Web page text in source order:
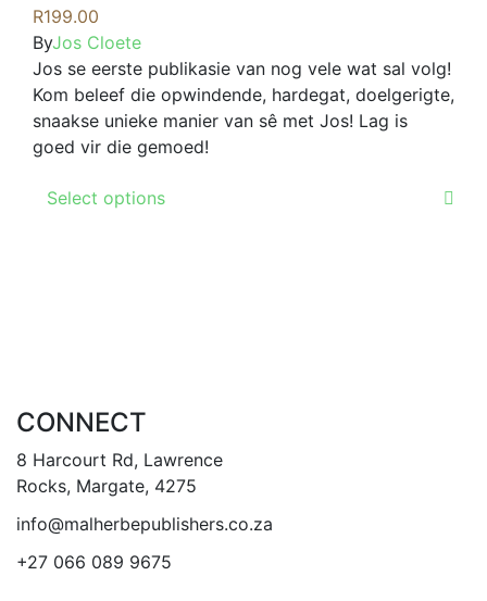
the
product
page
options
may
be
chosen
the
R199.00
ByJos Cloete
Jos se eerste publikasie van nog vele wat sal volg!
Kom beleef die opwindende, hardegat, doelgerigte,
snaakse unieke manier van sê met Jos! Lag is
goed vir die gemoed!
Select options
the
page
CONNECT
8 Harcourt Rd, Lawrence
Rocks, Margate, 4275
info@malherbepublishers.co.za
+27 066 089 9675